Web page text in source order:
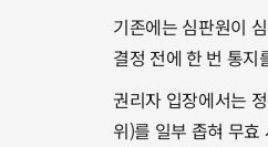
기존에는 심판원이
결정 전에 한 번 통지
권리자 입장에서는
위)를 일부 좁혀 무